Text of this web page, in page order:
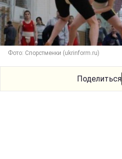
Фото: Спорстменки (ukrinform.ru)
Поделиться